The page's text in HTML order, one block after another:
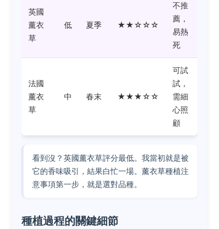
英國
薰衣
草
低 夏季 ★★☆☆☆
不推
薦，
易熱
死
法國
薰衣
草
中 春末 ★★★☆☆
可試
試，
需細
心照
顧
看到沒？英國薰衣草評分最低。我當初就是被
它的香味吸引，結果白忙一場。薰衣草種植注
意事項第一步，就是選對品種。
種植過程的關鍵細節